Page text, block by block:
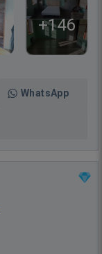
+146
WhatsApp